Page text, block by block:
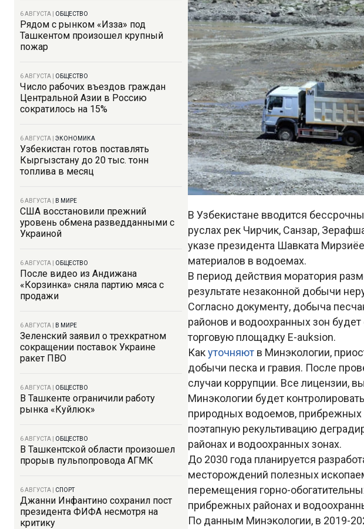
6 АВГУСТА ОБЩЕСТВО
Рядом с рынком «Изза» под
Ташкентом произошел крупный
пожар
6 АВГУСТА ОБЩЕСТВО
Число рабочих въездов граждан
Центральной Азии в Россию
сократилось на 15%
6 АВГУСТА ЭКОНОМИКА
Узбекистан готов поставлять
Кыргызстану до 20 тыс. тонн
топлива в месяц
6 АВГУСТА В МИРЕ
США восстановили прежний
уровень обмена разведданными с
Украиной
6 АВГУСТА ОБЩЕСТВО
После видео из Андижана
«Корзинка» сняла партию мяса с
продажи
6 АВГУСТА В МИРЕ
Зеленский заявил о трехкратном
сокращении поставок Украине
ракет ПВО
6 АВГУСТА ОБЩЕСТВО
В Ташкенте ограничили работу
рынка «Куйлюк»
6 АВГУСТА ОБЩЕСТВО
В Ташкентской области произошел
прорыв пульпопровода АГМК
6 АВГУСТА СПОРТ
Джанни Инфантино сохранил пост
президента ФИФА несмотря на
критику
В Узбекистане вводится
руслах рек Чирчик, Санзар,
указе президента Шавката
материалов в водоемах.
В период действия моратория
результате незаконной добычи
Согласно документу, добыча
районов и водоохранных зон
торговую площадку E-auksion.
Какуточняют в Минэкологии,
добычи песка и гравия. После
случаи коррупции. Все лицензии,
Минэкологии будет
природных водоемов, прибрежных
поэтапную рекультивацию
районах и водоохранных зонах.
До 2030 года планируется
месторождений полезных
перемещения горно-
прибрежных районах и
По данным Минэкологии, в 2019-